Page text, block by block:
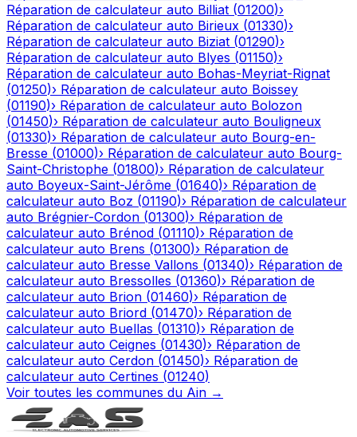
Réparation de calculateur auto Billiat (01200)›
Réparation de calculateur auto Birieux (01330)›
Réparation de calculateur auto Biziat (01290)›
Réparation de calculateur auto Blyes (01150)›
Réparation de calculateur auto Bohas-Meyriat-Rignat
(01250)› Réparation de calculateur auto Boissey
(01190)› Réparation de calculateur auto Bolozon
(01450)› Réparation de calculateur auto Bouligneux
(01330)› Réparation de calculateur auto Bourg-en-
Bresse (01000)› Réparation de calculateur auto Bourg-
Saint-Christophe (01800)› Réparation de calculateur
auto Boyeux-Saint-Jérôme (01640)› Réparation de
calculateur auto Boz (01190)› Réparation de calculateur
auto Brégnier-Cordon (01300)› Réparation de
calculateur auto Brénod (01110)› Réparation de
calculateur auto Brens (01300)› Réparation de
calculateur auto Bresse Vallons (01340)› Réparation de
calculateur auto Bressolles (01360)› Réparation de
calculateur auto Brion (01460)› Réparation de
calculateur auto Briord (01470)› Réparation de
calculateur auto Buellas (01310)› Réparation de
calculateur auto Ceignes (01430)› Réparation de
calculateur auto Cerdon (01450)› Réparation de
calculateur auto Certines (01240)
Voir toutes les communes du Ain →